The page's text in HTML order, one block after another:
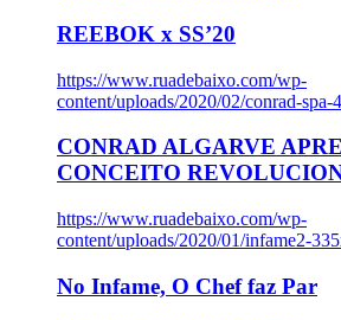
REEBOK x SS’20
https://www.ruadebaixo.com/wp-
content/uploads/2020/02/conrad-
CONRAD ALGARVE
CONCEITO
https://www.ruadebaixo.com/wp-
content/uploads/2020/01/infame2-
No Infame, O Chef faz Par